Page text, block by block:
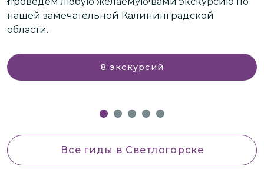
нашей замечательной Калининградской
области.
8 экскурсий
Все гиды в Светлогорске